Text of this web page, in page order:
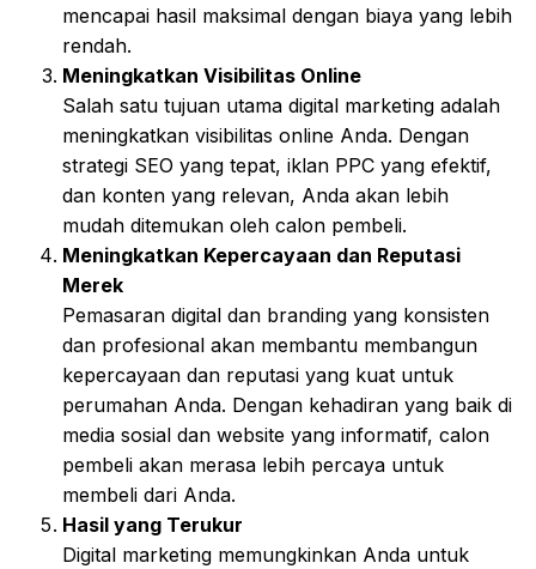
mencapai hasil maksimal dengan biaya yang lebih
rendah.
Meningkatkan Visibilitas Online
Salah satu tujuan utama digital marketing adalah
meningkatkan visibilitas online Anda. Dengan
strategi SEO yang tepat, iklan PPC yang efektif,
dan konten yang relevan, Anda akan lebih
mudah ditemukan oleh calon pembeli.
Meningkatkan Kepercayaan dan Reputasi
Merek
Pemasaran digital dan branding yang konsisten
dan profesional akan membantu membangun
kepercayaan dan reputasi yang kuat untuk
perumahan Anda. Dengan kehadiran yang baik di
media sosial dan website yang informatif, calon
pembeli akan merasa lebih percaya untuk
membeli dari Anda.
Hasil yang Terukur
Digital marketing memungkinkan Anda untuk